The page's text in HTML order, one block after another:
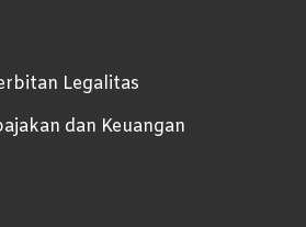
Legalitas
dan Keuangan